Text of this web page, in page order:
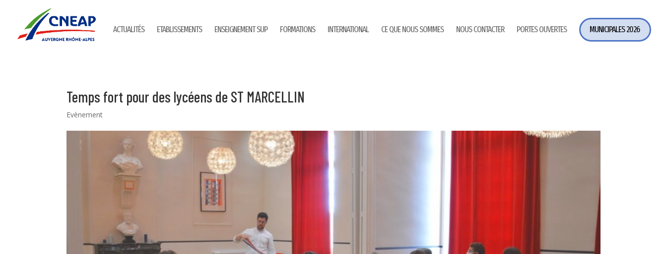
ACTUALITÉS ETABLISSEMENTS ENSEIGNEMENT SUP FORMATIONS INTERNATIONAL CE QUE NOUS SOMMES NOUS CONTACTER PORTES OUVERTES MUNICIPALES 2026
Temps fort pour des lycéens de ST MARCELLIN
Evènement